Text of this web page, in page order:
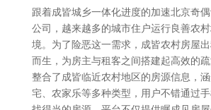
跟着成皆城乡一体化进度的加速北京奇
公司，越来越多的城市住户运行良善农
境。为了险恶这一需求，成皆农村房屋
而生，为房主与租客之间搭建起高效的
整合了成皆临近农村地区的房源信息，
宅、农家乐等多种类型，用户不错通过